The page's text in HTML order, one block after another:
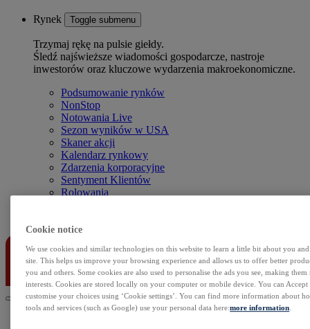
Rynek Toggle submenu
Trzymaj rękę na pulsie giełdy.
Śledź najświeższe wiadomości gospodarcze, nastroje
inwestorów oraz kluczowe wydarzenia makroekonomiczne.
Podsumowanie rynków
NonStop
Notowania Live
Sezon wyników w USA
Skaner akcji
Kalendarz rynkowy
Zdarzenia korporacyjne
Sentyment Klientów
Rolowania
Cookie notice
We use cookies and similar technologies on this website to learn a little bit about you
site. This helps us improve your browsing experience and allows us to offer better
you and others. Some cookies are also used to personalise the ads you see, making
interests. Cookies are stored locally on your computer or mobile device. You can
customise your choices using ‘Cookie settings’. You can find more information about
tools and services (such as Google) use your personal data here:more information